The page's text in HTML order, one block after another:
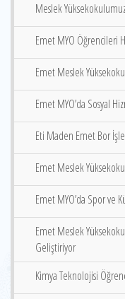
Meslek
Emet MYO Öğrencileri
Emet Meslek
Emet MYO’da Sosyal
Eti Maden Emet Bor
Emet Meslek
Emet MYO’da Spor ve
Emet Meslek
Geliştiriyor
Kimya Teknolojisi